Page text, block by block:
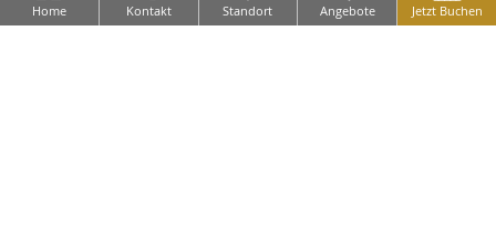
Home Kontakt Standort Angebote Jetzt Buchen